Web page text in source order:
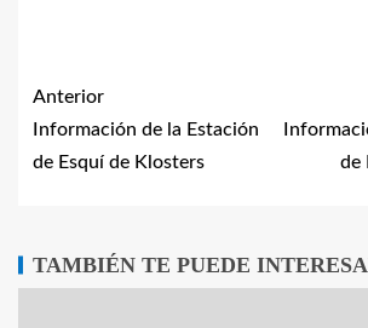
Anterior
Información de la Estación
de Esquí de Klosters
de
TAMBIÉN TE PUEDE